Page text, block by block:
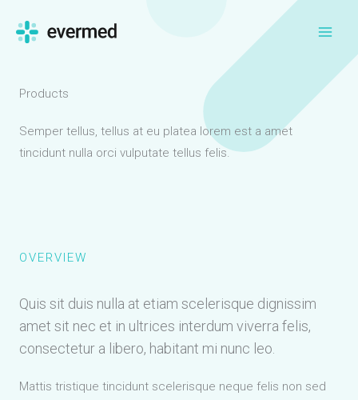
Products
Semper tellus, tellus at eu platea lorem est a amet
tincidunt nulla orci vulputate tellus felis.
OVERVIEW
Quis sit duis nulla at etiam scelerisque dignissim
amet sit nec et in ultrices interdum viverra felis,
consectetur a libero, habitant mi nunc leo.
Mattis tristique tincidunt scelerisque neque felis non sed